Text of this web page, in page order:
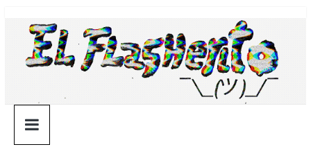
contenido
¯\_(ツ)_/
¯